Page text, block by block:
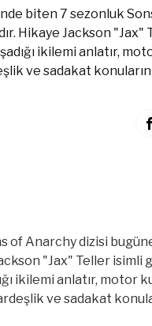
biten 7 sezonluk
Hikaye Jackson
ikilemi anlatır,
ve sadakat
of Anarchy dizisi
"Jax" Teller isimli
ikilemi anlatır, motor
ve sadakat